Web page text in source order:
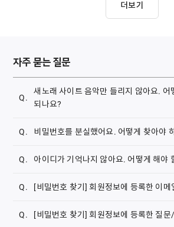
더보기
자주 묻는 질문
새노래 사이트 음악만 들리지 않아요. 어
되나요?
비밀번호를 분실했어요. 어떻게 찾아야
찾기]를 클릭합니다.
아이디가 기억나지 않아요. 어떻게 해야
클릭합니다.
[비밀번호 찾기] 회원정보에 등록한 이메
1.[회원정보에 등록한 이메일로 인증]
[비밀번호 찾기] 회원정보에 등록한 질문/